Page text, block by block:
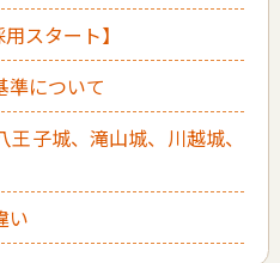
スタート】
準について
子城、滝山城、川越城、
い